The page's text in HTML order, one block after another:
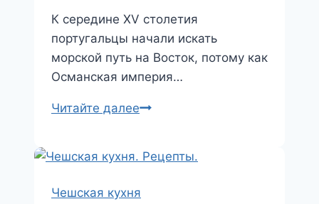
К середине XV столетия
португальцы начали искать
морской путь на Восток, потому как
Османская империя…
Читайте далееVindaloo
Чешская кухня